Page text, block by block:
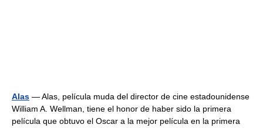
Alas — Alas, película muda del director de cine estadounidense
William A. Wellman, tiene el honor de haber sido la primera
película que obtuvo el Oscar a la mejor película en la primera